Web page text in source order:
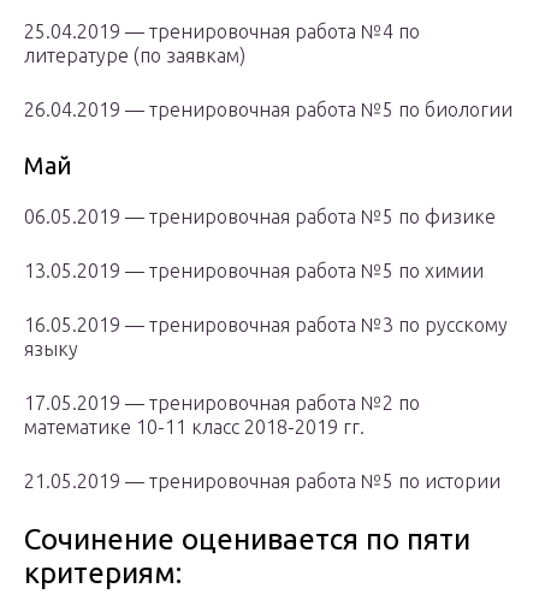
25.04.2019 — тренировочная работа №4 по
литературе (по заявкам)
26.04.2019 — тренировочная работа №5 по биологии
Май
06.05.2019 — тренировочная работа №5 по физике
13.05.2019 — тренировочная работа №5 по химии
16.05.2019 — тренировочная работа №3 по русскому
языку
17.05.2019 — тренировочная работа №2 по
математике 10-11 класс 2018-2019 гг.
21.05.2019 — тренировочная работа №5 по истории
Сочинение оценивается по пяти
критериям: